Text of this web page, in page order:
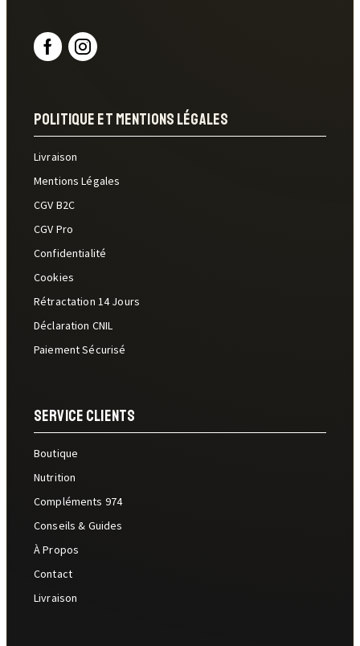
Politique Et Mentions Légales
Livraison
Mentions Légales
CGV B2C
CGV Pro
Confidentialité
Cookies
Rétractation 14 Jours
Déclaration CNIL
Paiement Sécurisé
Service Clients
Boutique
Nutrition
Compléments 974
Conseils & Guides
À Propos
Contact
Livraison